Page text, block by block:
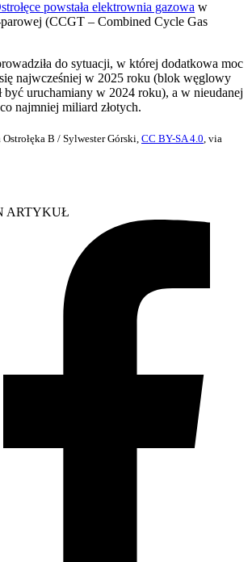
powstała elektrownia gazowa w
(CCGT – Combined Cycle Gas
do sytuacji, w której dodatkowa moc
najwcześniej w 2025 roku (blok węglowy
być uruchamiany w 2024 roku), a w nieudanej
najmniej miliard złotych.
B / Sylwester Górski, CC BY-SA 4.0 , via
ARTYKUŁ